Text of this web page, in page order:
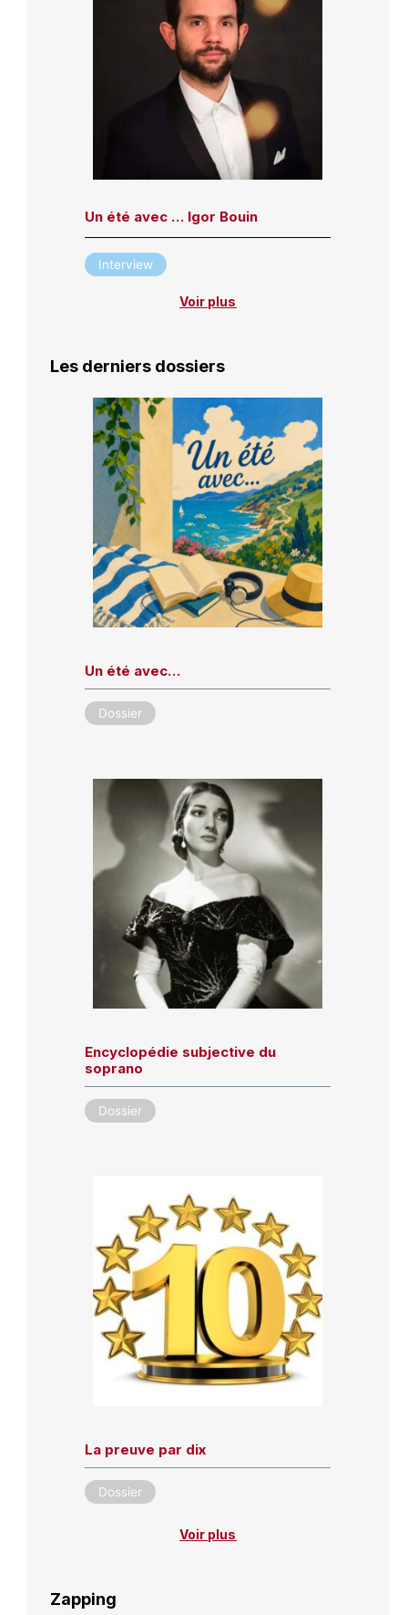
Un été avec … Igor Bouin
Interview
Voir plus
Les derniers dossiers
Un été avec…
Dossier
Encyclopédie subjective du
soprano
Dossier
La preuve par dix
Dossier
Voir plus
Zapping